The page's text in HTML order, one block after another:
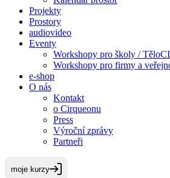
Projekty
Prostory
audiovideo
Eventy
Workshopy pro školy /
Workshopy pro firmy a
e-shop
O nás
Kontakt
o Cirqueonu
Press
Výroční zprávy
Partneři